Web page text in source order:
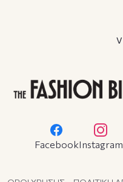
FacebookInstagram